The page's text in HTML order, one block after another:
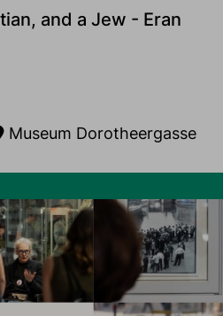
and a Jew - Eran
Museum Dorotheergasse